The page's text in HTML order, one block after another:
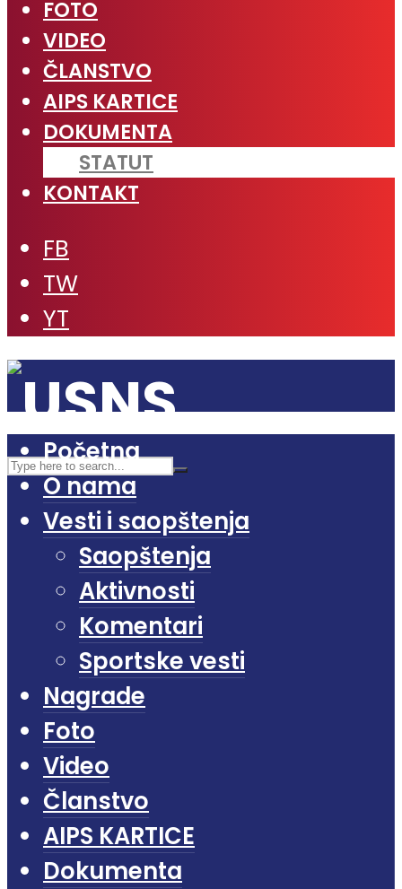
FOTO
VIDEO
ČLANSTVO
AIPS KARTICE
DOKUMENTA
STATUT
KONTAKT
FB
TW
YT
Početna
O nama
Vesti i saopštenja
Saopštenja
Aktivnosti
Komentari
Sportske vesti
Nagrade
Foto
Video
Članstvo
AIPS KARTICE
Dokumenta